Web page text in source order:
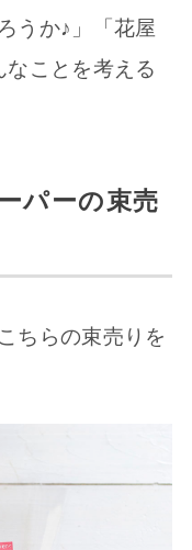
うか♪」「花屋
ことを考える
パーの束売
ちらの束売りを